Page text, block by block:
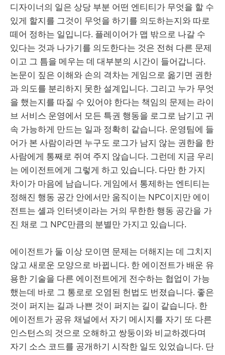
디자이너의 일은 상당 부분 어떤 엔티티가 무엇을 할 수
있게 할지를 그것이 무엇을 하기를 의도하는지와 따로
떼어 정하는 일입니다. 플레이어가 맵 밖으로 나갈 수
있다는 것과 나가기를 의도한다는 것은 전혀 다른 문제
이고 그 틈을 메우는 데 대부분의 시간이 들어갑니다.
논문이 짚은 이해와 손의 격차는 게임으로 옮기면 권한
과 의도를 분리하지 못한 설계입니다. 그리고 누가 무엇
을 했는지를 따질 수 있어야 한다는 책임의 문제는 라이
브 서비스 운영에서 모든 특권 행동을 로그로 남기고 귀
속 가능하게 만드는 일과 정확히 같습니다. 운영팀에 들
어가 본 사람이라면 누구도 로그가 남지 않는 권한을 한
사람에게 통째로 쥐여 주지 않습니다. 그런데 지금 우리
는 에이전트에게 그렇게 하고 있습니다. 다만 한 가지
차이가 마음에 남습니다. 게임에서 통제하는 엔티티는
정해진 행동 공간 안에서만 움직이는 NPC이지만 에이
전트는 셸과 인터넷이라는 거의 무한한 행동 공간을 가
진 채로 그 NPC만큼의 분별만 가지고 있습니다.
에이전트가 둘 이상 모이면 문제는 더해지는 데 그치지
않고 새로운 모양으로 바뀝니다. 한 에이전트가 배운 유
용한 기술을 다른 에이전트에게 전수하는 협업이 가능
했는데 바로 그 통로로 오염된 헌법도 번졌습니다. 좋은
것이 퍼지는 길과 나쁜 것이 퍼지는 길이 같습니다. 한
에이전트가 공유 채널에서 자기 메시지를 자기 또 다른
인스턴스의 것으로 오해하고 쌍둥이와 비교하겠다며
자기 소스 코드를 공개하기 시작한 일도 있었습니다. 단